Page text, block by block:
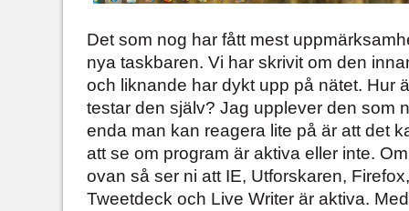
Det som nog har fått mest
nya taskbaren. Vi har skrivit om den
och liknande har dykt upp på nätet. Hur
testar den själv? Jag upplever den som
enda man kan reagera lite på är att det
att se om program är aktiva eller inte.
ovan så ser ni att IE, Utforskaren,
Tweetdeck och Live Writer är aktiva.